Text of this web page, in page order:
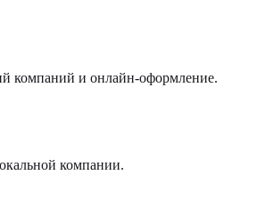
компаний и онлайн-оформление.
компании.